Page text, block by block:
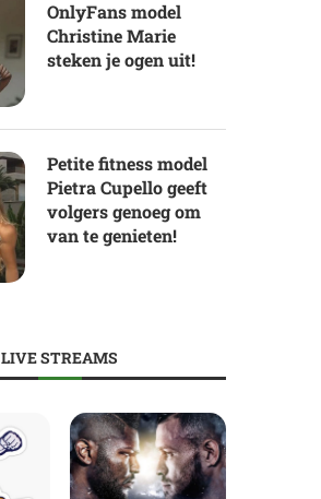
OnlyFans model
Christine Marie
steken je ogen uit!
Petite fitness model
Pietra Cupello geeft
volgers genoeg om
van te genieten!
LIVE STREAMS